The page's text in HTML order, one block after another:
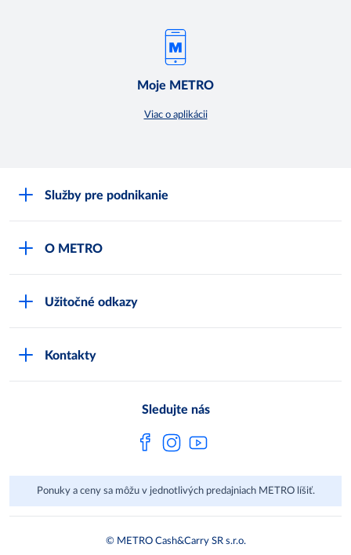
Moje METRO
Viac o aplikácii
Služby pre podnikanie
Track & trace
O METRO
Užitočné odkazy
Kontakty
Sledujte nás
Ponuky a ceny sa môžu v jednotlivých predajniach METRO líšiť.
© METRO Cash&Carry SR s.r.o.